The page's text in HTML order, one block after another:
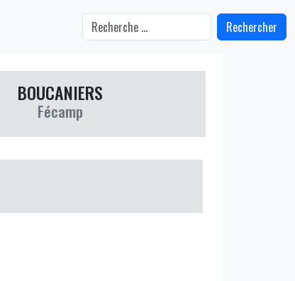
Rechercher
BOUCANIERS
Fécamp